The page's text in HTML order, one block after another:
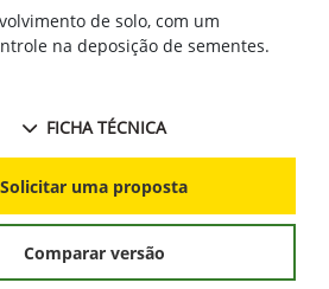
de solo, com um
na deposição de sementes.
FICHA TÉCNICA
Solicitar uma proposta
Comparar versão